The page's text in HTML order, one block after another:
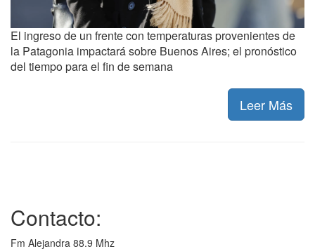
El ingreso de un frente con temperaturas provenientes de
la Patagonia impactará sobre Buenos Aires; el pronóstico
del tiempo para el fin de semana
Leer Más
Contacto:
Fm Alejandra 88.9 Mhz